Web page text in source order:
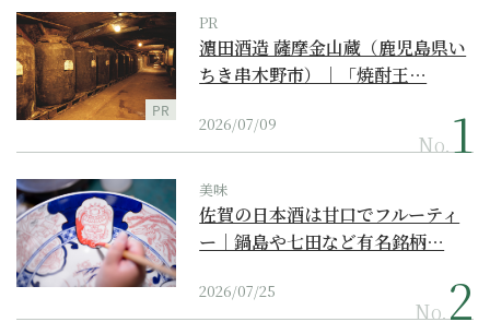
PR
PR
濵田酒造 薩摩金山蔵（鹿児島県い
ちき串木野市）｜「焼酎王…
2026/07/09
No.
美味
佐賀の日本酒は甘口でフルーティ
ー｜鍋島や七田など有名銘柄…
2026/07/25
No.